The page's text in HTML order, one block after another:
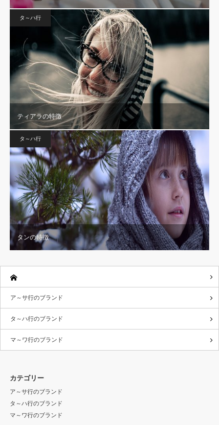
タ～ハ行
ティアラの特徴
タ～ハ行
タンの特徴
ア～サ行のブランド
タ～ハ行のブランド
マ～ワ行のブランド
カテゴリー
ア～サ行のブランド
タ～ハ行のブランド
マ～ワ行のブランド